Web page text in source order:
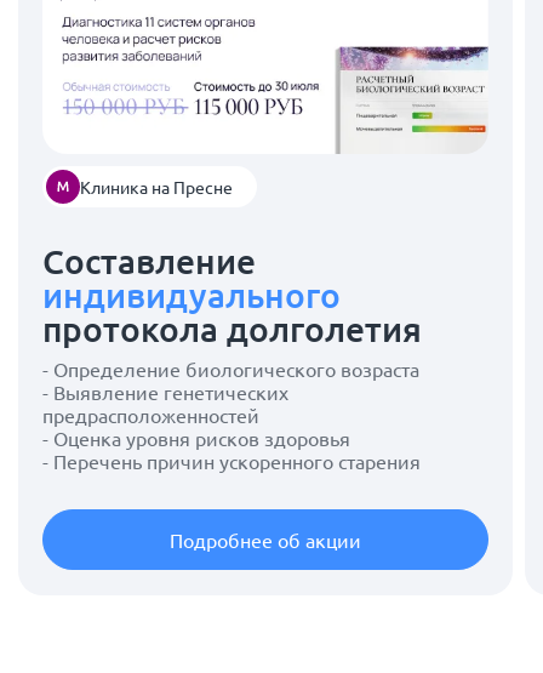
Клиника на Пресне
Составление
индивидуального
протокола долголетия
- Определение биологического возраста
- Выявление генетических
предрасположенностей
- Оценка уровня рисков здоровья
- Перечень причин ускоренного старения
Подробнее об акции